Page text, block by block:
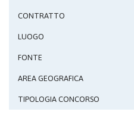
CONTRATTO
LUOGO
FONTE
AREA GEOGRAFICA
TIPOLOGIA CONCORSO